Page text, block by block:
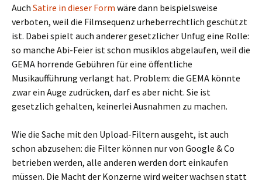
Auch Satire in dieser Form wäre dann beispielsweise
verboten, weil die Filmsequenz urheberrechtlich geschützt
ist. Dabei spielt auch anderer gesetzlicher Unfug eine Rolle:
so manche Abi-Feier ist schon musiklos abgelaufen, weil die
GEMA horrende Gebühren für eine öffentliche
Musikaufführung verlangt hat. Problem: die GEMA könnte
zwar ein Auge zudrücken, darf es aber nicht. Sie ist
gesetzlich gehalten, keinerlei Ausnahmen zu machen.
Wie die Sache mit den Upload-Filtern ausgeht, ist auch
schon abzusehen: die Filter können nur von Google & Co
betrieben werden, alle anderen werden dort einkaufen
müssen. Die Macht der Konzerne wird weiter wachsen statt